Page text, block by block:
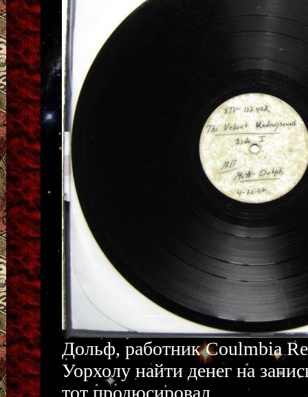
Дольф, работник Coulmbia
Уорхолу найти денег на
тот продюсировал.